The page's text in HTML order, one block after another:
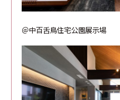
＠中百舌鳥住宅公園展示場